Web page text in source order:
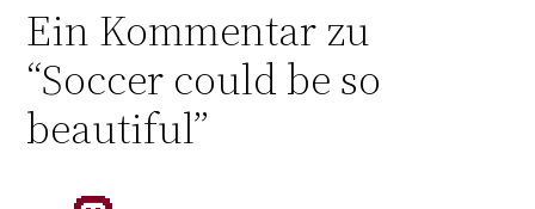
Ein Kommentar zu
“Soccer could be so
beautiful”